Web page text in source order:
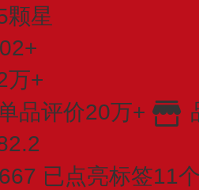
颗星
万+
品评价20万+
已点亮标签11